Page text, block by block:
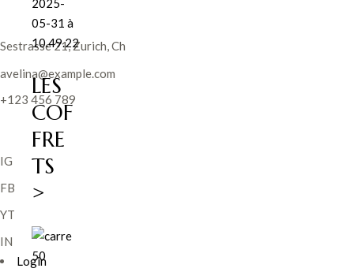
LES
COF
FRE
TS
>
Sestrasse 21, Zurich, Ch
avelina@example.com
+123 456 789
IG
FB
YT
IN
Login